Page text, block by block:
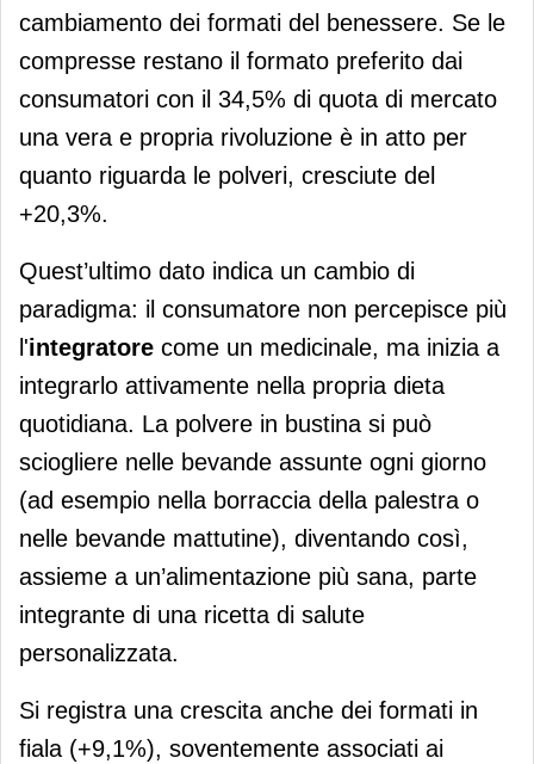
cambiamento dei formati del benessere. Se le
compresse restano il formato preferito dai
consumatori con il 34,5% di quota di mercato
una vera e propria rivoluzione è in atto per
quanto riguarda le polveri, cresciute del
+20,3%.
Quest’ultimo dato indica un cambio di
paradigma: il consumatore non percepisce più
l'integratore come un medicinale, ma inizia a
integrarlo attivamente nella propria dieta
quotidiana. La polvere in bustina si può
sciogliere nelle bevande assunte ogni giorno
(ad esempio nella borraccia della palestra o
nelle bevande mattutine), diventando così,
assieme a un’alimentazione più sana, parte
integrante di una ricetta di salute
personalizzata.
Si registra una crescita anche dei formati in
fiala (+9,1%), soventemente associati ai